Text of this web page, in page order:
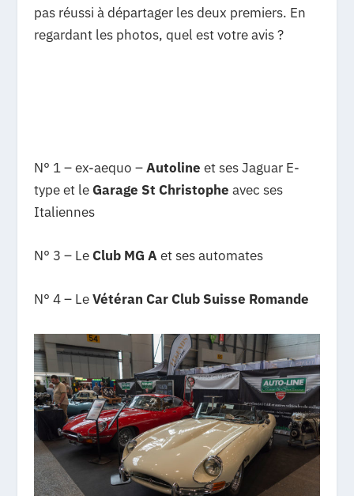
pas réussi à départager les deux premiers. En
regardant les photos, quel est votre avis ?
N° 1 – ex-aequo –Autoline et ses Jaguar E-
type et leGarage St Christophe avec ses
Italiennes
N° 3 – LeClub MG Aet ses automates
N° 4 – LeVétéran Car Club Suisse Romande